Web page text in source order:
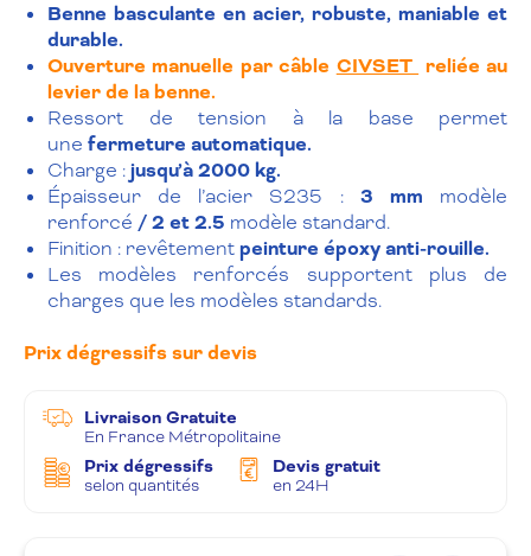
Benne basculante en acier, robuste, maniable et
durable.
Ouverturemanuelle par câble CIVSET reliée au
levier de la benne.
Ressort de tension à la base permet
une fermeture automatique.
Charge :jusqu’à 2000 kg.
Épaisseur de l’acier S235 : 3 mm modèle
renforcé / 2 et 2.5 modèle standard.
Finition : revêtementpeinture époxy anti-rouille.
Les modèles renforcés supportent plus de
charges que les modèles standards.
Prix dégressifs sur devis
Livraison Gratuite
En France Métropolitaine
Prix dégressifs
selon quantités
Devis gratuit
en 24H